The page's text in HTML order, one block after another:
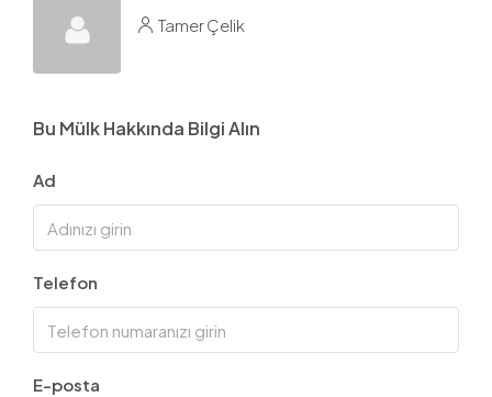
Tamer Çelik
Bu Mülk Hakkında Bilgi Alın
Ad
Telefon
E-posta